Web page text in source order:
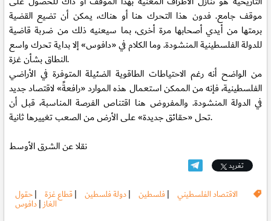
موقف جامع. فدون هذا التحرك هنا أو هناك، يمكن أن تضيع القضية
برمتها من أيدي أصحابها مرة أخرى، بما سيعنيه ذلك من ضربة قاضية
للدولة الفلسطينية المنشودة. وما الكلام في «دافوس» إلا بداية تحرك واسع
النطاق بشأن غزة.
من الواضح أنه رغم الاحتياطات الطاقوية الضئيلة المتوفرة في الأراضي
الفلسطينية، فإنه من الممكن استعمال هذه الموارد «رافعةً» لاقتصاد جديد
في الدولة المنشودة. والمفروض هنا اقتناص الفرصة المناسبة، قبل أن
تحل «حقائق جديدة» على الأرض من الصعب تغييرها ثانية.
نقلا عن الشرق الأوسط
تغريد
الاقتصاد الفلسطيني |فلسطين |دولة فلسطين |قطاع غزة |حقول
الغاز|دافوس